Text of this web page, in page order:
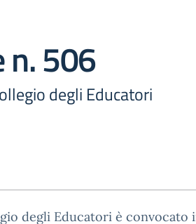
n. 506
degli Educatori
degli Educatori è convocato